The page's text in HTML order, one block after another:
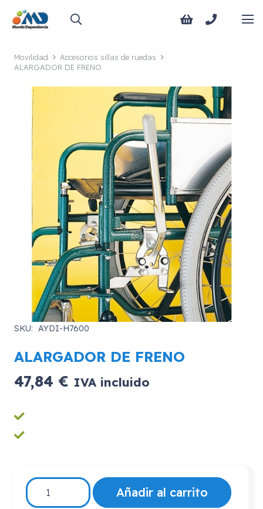
Movilidad
Accesorios sillas de ruedas
ALARGADOR DE FRENO
SKU: AYDI-H7600
ALARGADOR DE FRENO
47,84 € IVA incluido
ALARGADOR
DE
Añadir al carrito